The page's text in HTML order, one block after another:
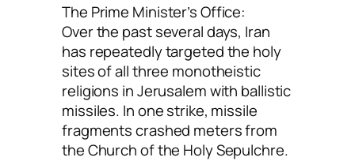
The Prime Minister’s Office:
Over the past several days, Iran
has repeatedly targeted the holy
sites of all three monotheistic
religions in Jerusalem with ballistic
missiles. In one strike, missile
fragments crashed meters from
the Church of the Holy Sepulchre.